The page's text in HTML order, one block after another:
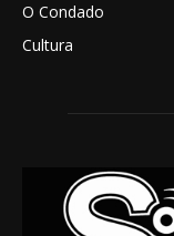
O Condado
Cultura